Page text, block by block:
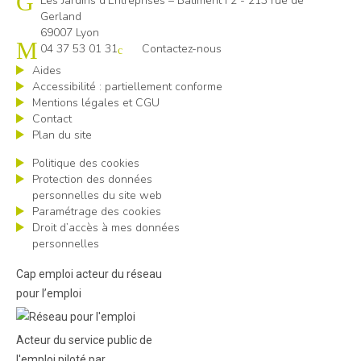
Gerland
69007 Lyon
04 37 53 01 31
Contactez-nous
Aides
Accessibilité : partiellement conforme
Mentions légales et CGU
Contact
Plan du site
Politique des cookies
Protection des données
personnelles du site web
Paramétrage des cookies
Droit d’accès à mes données
personnelles
Cap emploi acteur du réseau
pour l’emploi
Acteur du service public de